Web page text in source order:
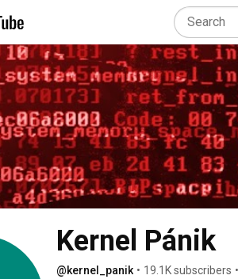
Kernel Pánik
@kernel_panik • 19.1K subscribers •